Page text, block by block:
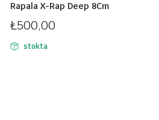
Rapala X-Rap Deep 8Cm
₺500,00
stokta